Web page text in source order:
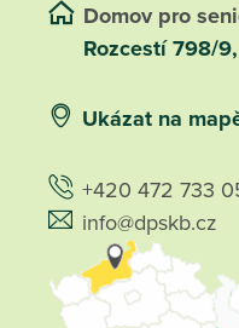
Domov pro
Rozcestí 798/
Ukázat na
+420 472 733
info@dpskb.cz